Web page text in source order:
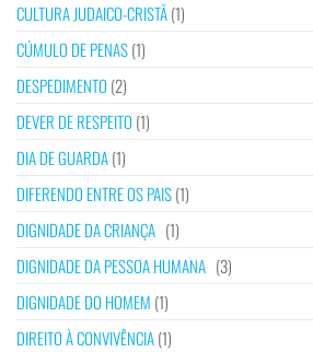
CULTURA JUDAICO-CRISTÃ(1)
CÚMULO DE PENAS(1)
DESPEDIMENTO (2)
DEVER DE RESPEITO (1)
DIA DE GUARDA(1)
DIFERENDO ENTRE OS PAIS(1)
DIGNIDADE DA CRIANÇA (1)
DIGNIDADE DA PESSOA HUMANA (3)
DIGNIDADE DO HOMEM (1)
DIREITO À CONVIVÊNCIA(1)